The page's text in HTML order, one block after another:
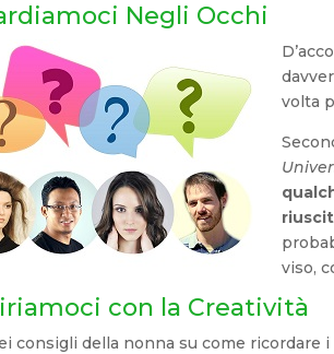
Negli Occhi
volta
viso,
con la Creatività
consigli della nonna su come ricordare